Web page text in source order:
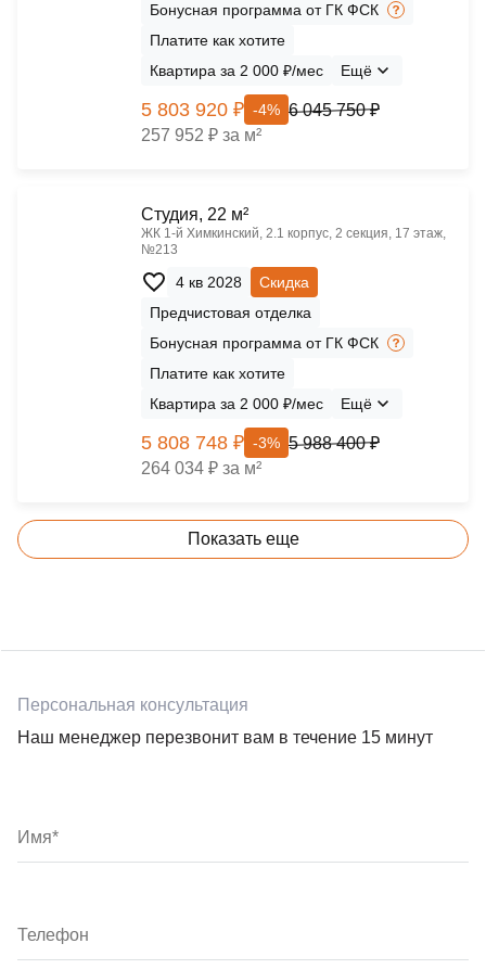
Бонусная программа от ГК ФСК
Платите как хотите
Квартира за 2 000 ₽/мес
Ещё
5 803 920 ₽ -4% 6 045 750 ₽
257 952 ₽ за м²
Cтудия, 22 м²
ЖК 1‑й Химкинский, 2.1 корпус, 2 секция, 17 этаж,
№213
4 кв 2028
Скидка
Предчистовая отделка
Бонусная программа от ГК ФСК
Платите как хотите
Квартира за 2 000 ₽/мес
Ещё
5 808 748 ₽ -3% 5 988 400 ₽
264 034 ₽ за м²
Показать еще
Персональная консультация
Наш менеджер перезвонит вам в течение 15 минут